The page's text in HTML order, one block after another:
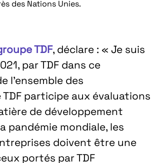
des Nations Unies.
TDF, déclare : « Je suis
par TDF dans ce
l’ensemble des
participe aux évaluations
de développement
pandémie mondiale, les
doivent être une
portés par TDF